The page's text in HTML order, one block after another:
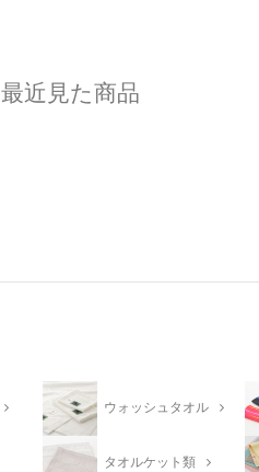
最近見た商品
ウォッシュタオル
タオルケット類